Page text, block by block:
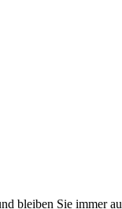
bleiben Sie immer